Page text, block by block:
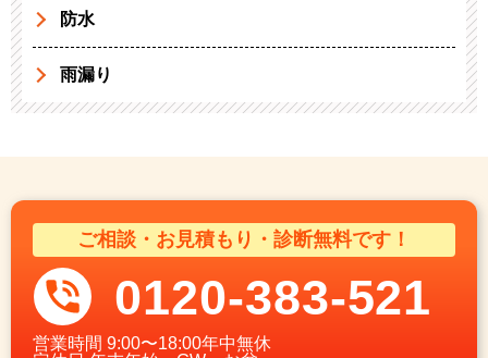
防水
雨漏り
ご相談・お見積もり・診断無料です！
0120-383-521
営業時間 9:00〜18:00年中無休